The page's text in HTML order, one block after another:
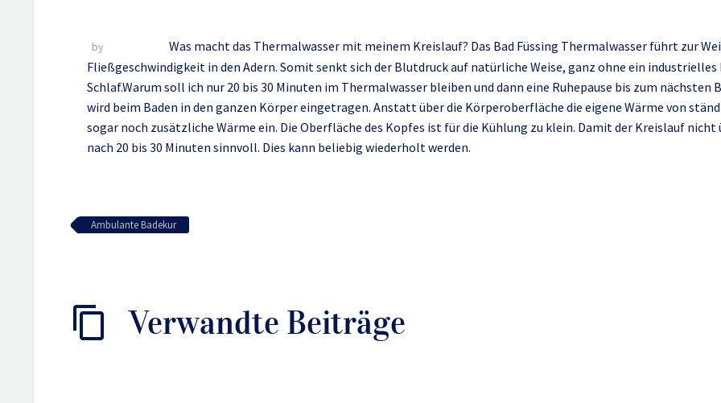
by
Was macht das Thermalwasser mit meinem Kreislauf? Das Bad Füssing Thermalwasser führt zur
Fließgeschwindigkeit in den Adern. Somit senkt sich der Blutdruck auf natürliche Weise, ganz ohne ein
Schlaf.Warum soll ich nur 20 bis 30 Minuten im Thermalwasser bleiben und dann eine Ruhepause bis zum nächsten
wird beim Baden in den ganzen Körper eingetragen. Anstatt über die Körperoberfläche die eigene Wärme von
sogar noch zusätzliche Wärme ein. Die Oberfläche des Kopfes ist für die Kühlung zu klein. Damit der Kreislauf
nach 20 bis 30 Minuten sinnvoll. Dies kann beliebig wiederholt werden.
Ambulante Badekur
Verwandte Beiträge